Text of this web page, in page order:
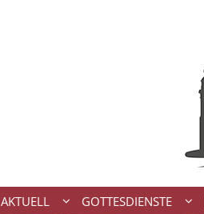
AKTUELL GOTTESDIENSTE